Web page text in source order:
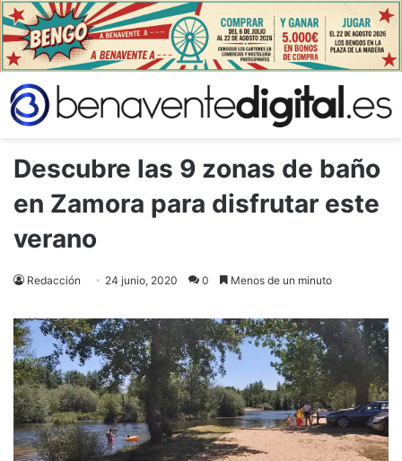
Descubre las 9 zonas de baño
en Zamora para disfrutar este
verano
Redacción 24 junio, 2020 0 Menos de un minuto